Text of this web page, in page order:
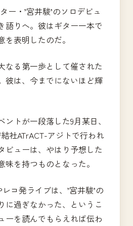
ー・’宮井駿’のソロデビュ
語りへ。彼はギター一本で
を表明したのだ。
なる第一歩として催された
彼は、今までにないほど輝
トが一段落した9月某日、
社ATrACT-アジトで行われ
ビューは、やはり予想した
を持つものとなった。
コ発ライブは、’宮井駿’の
に過ぎなかった、というこ
ーを読んでもらえれば伝わ